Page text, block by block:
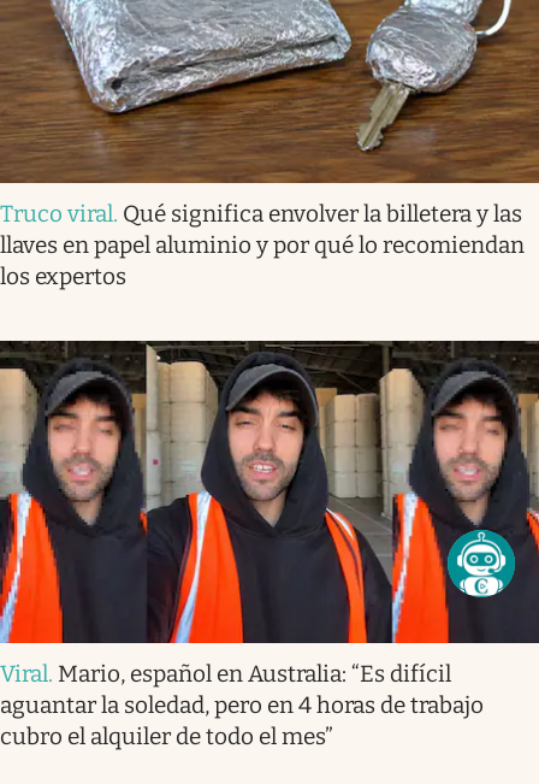
Truco viral. Qué significa envolver la billetera y las
llaves en papel aluminio y por qué lo recomiendan
los expertos
Viral. Mario, español en Australia: “Es difícil
aguantar la soledad, pero en 4 horas de trabajo
cubro el alquiler de todo el mes”